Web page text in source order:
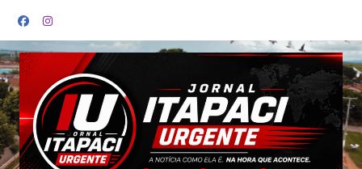
para
o
conteúdo